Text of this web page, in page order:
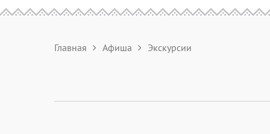
Главная Афиша Экскурсии